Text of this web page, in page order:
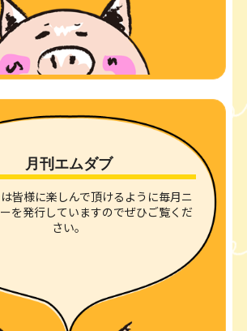
月刊エムダブ
皆様に楽しんで頂けるように毎月ニ
を発行していますのでぜひご覧くだ
さい。